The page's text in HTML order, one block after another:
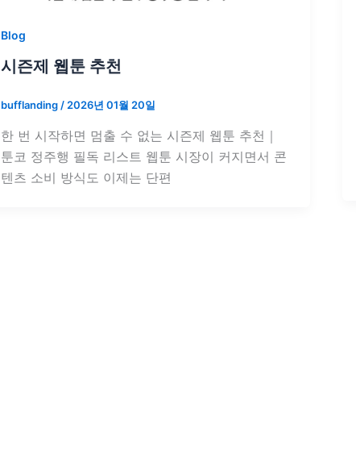
Blog
시즌제 웹툰 추천
bufflanding / 2026년 01월 20일
한 번 시작하면 멈출 수 없는 시즌제 웹툰 추천｜
툰코 정주행 필독 리스트 웹툰 시장이 커지면서 콘
텐츠 소비 방식도 이제는 단편